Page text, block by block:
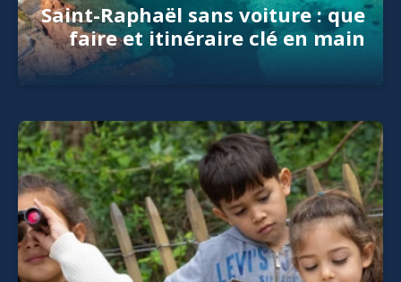
Saint-Raphaël sans voiture : que
faire et itinéraire clé en main